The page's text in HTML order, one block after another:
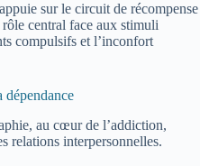
sur le circuit de récompense
central face aux stimuli
compulsifs et l’inconfort
dépendance
au cœur de l’addiction,
relations interpersonnelles.